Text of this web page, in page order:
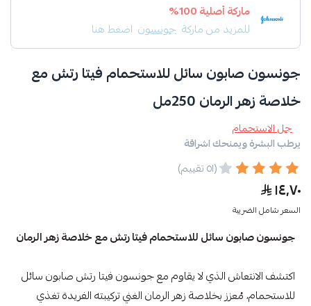
ماركة أصلية 100%
للمزيد من ماركة جونسون اضغط هنا
جونسون صابون سائل للاستحمام فيتا رتش مع
خلاصة زهر الرمان 250مل
جل الاستحمام
يرطب البشرة ويمنحك اشراقة
(٥١ تقييم)
١٤٫٧٠
السعر شامل الضريبة
جونسون صابون سائل للاستحمام فيتا رتش مع خلاصة زهر الرمان
اكتشف الانتعاش الذي لا يقاوم مع جونسون فيتا رتش صابون سائل
للاستحمام، مُعزز بخلاصة زهر الرمان الغني تركيبته الفريدة تغذي